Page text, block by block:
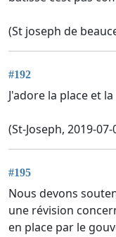
(St joseph de
#192
J'adore la place et
(St-Joseph, 2019-07-
#195
Nous devons
une révision
en place par le